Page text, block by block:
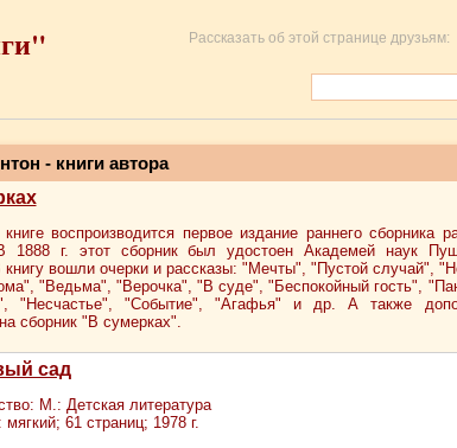
Рассказать об этой странице друзьям:
- книги автора
воспроизводится первое издание раннего сборника
1888 г. этот сборник был удостоен Академей наук
вошли очерки и рассказы: "Мечты", "Пустой случай",
"Ведьма", "Верочка", "В суде", "Беспокойный гость",
"Несчастье", "Событие", "Агафья" и др. А также
сборник "В сумерках".
сад
М.: Детская литература
мягкий; 61 страниц; 1978 г.